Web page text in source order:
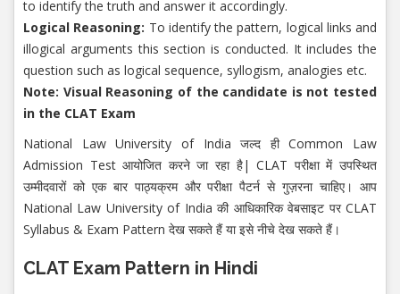
to identify the truth and answer it accordingly.
Logical Reasoning: To identify the pattern, logical links and
illogical arguments this section is conducted. It includes the
question such as logical sequence, syllogism, analogies etc.
Note: Visual Reasoning of the candidate is not tested
in the CLAT Exam
National Law University of India जल्द ही Common Law
Admission Test आयोजित करने जा रहा है| CLAT परीक्षा में उपस्थित
उम्मीदवारों को एक बार पाठ्यक्रम और परीक्षा पैटर्न से गुज़रना चाहिए। आप
National Law University of India की आधिकारिक वेबसाइट पर CLAT
Syllabus & Exam Pattern देख सकते हैं या इसे नीचे देख सकते हैं।
CLAT Exam Pattern in Hindi